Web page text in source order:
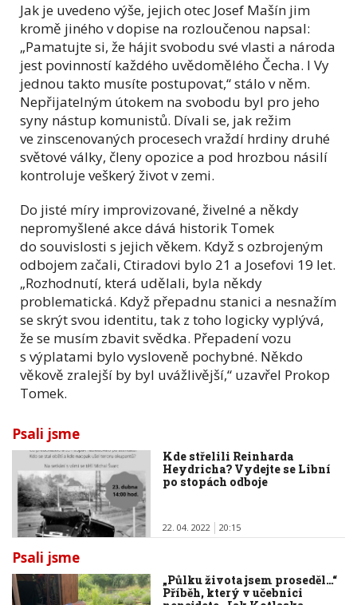
Jak je uvedeno výše, jejich otec Josef Mašín jim
kromě jiného v dopise na rozloučenou napsal:
„Pamatujte si, že hájit svobodu své vlasti a národa
jest povinností každého uvědomělého Čecha. I Vy
jednou takto musíte postupovat,“ stálo v něm.
Nepřijatelným útokem na svobodu byl pro jeho
syny nástup komunistů. Dívali se, jak režim
ve zinscenovaných procesech vraždí hrdiny druhé
světové války, členy opozice a pod hrozbou násilí
kontroluje veškerý život v zemi.
Do jisté míry improvizované, živelné a někdy
nepromyšlené akce dává historik Tomek
do souvislosti s jejich věkem. Když s ozbrojeným
odbojem začali, Ctiradovi bylo 21 a Josefovi 19 let.
„Rozhodnutí, která udělali, byla někdy
problematická. Když přepadnu stanici a nesnažím
se skrýt svou identitu, tak z toho logicky vyplývá,
že se musím zbavit svědka. Přepadení vozu
s výplatami bylo vysloveně pochybné. Někdo
věkově zralejší by byl uvážlivější,“ uzavřel Prokop
Tomek.
Psali jsme
Kde střelili Reinharda
Heydricha? Vydejte se Libní
po stopách odboje
22. 04. 2022 20:15
Psali jsme
„Půlku života jsem proseděl…“
Příběh, který v učebnici